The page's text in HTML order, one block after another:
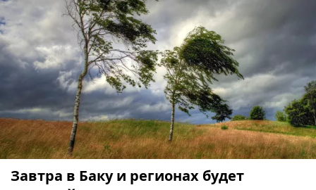
Завтра в Баку и регионах будет